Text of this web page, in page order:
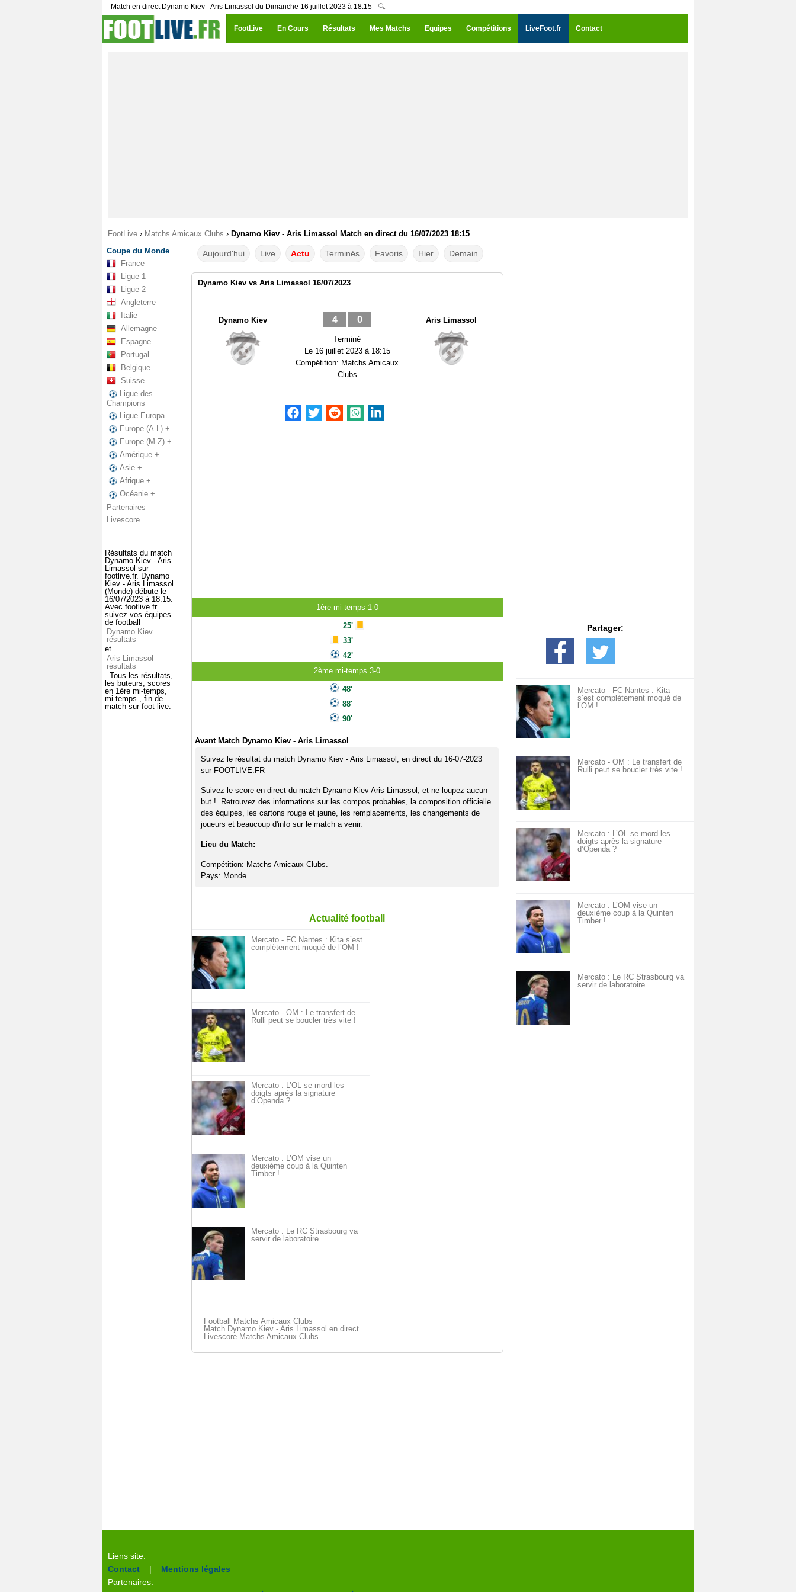
Match en direct Dynamo Kiev - Aris Limassol du Dimanche 16 juillet 2023 à 18:15 🔍
FootLive En Cours Résultats Mes Matchs Equipes Compétitions LiveFoot.fr Contact
FootLive › Matchs Amicaux Clubs › Dynamo Kiev - Aris Limassol Match en direct du 16/07/2023 18:15
Coupe du Monde
France
Ligue 1
Ligue 2
Angleterre
Italie
Allemagne
Espagne
Portugal
Belgique
Suisse
Ligue des
Champions
Ligue Europa
Europe (A-L) +
Europe (M-Z) +
Amérique +
Asie +
Afrique +
Océanie +
Partenaires
Livescore
Résultats du match
Dynamo Kiev - Aris
Limassol sur
footlive.fr. Dynamo
Kiev - Aris Limassol
(Monde) débute le
16/07/2023 à 18:15.
Avec footlive.fr
suivez vos équipes
de football
Dynamo Kiev
résultats
et
Aris Limassol
résultats
. Tous les résultats,
les buteurs, scores
en 1ère mi-temps,
mi-temps , fin de
match sur foot live.
Aujourd'hui Live Actu Terminés Favoris Hier Demain
Dynamo Kiev vs Aris Limassol 16/07/2023
Dynamo Kiev 4 0
Terminé
Le 16 juillet 2023 à 18:15
Compétition: Matchs Amicaux
Clubs
Aris Limassol
1ère mi-temps 1-0
25'
33'
42'
2ème mi-temps 3-0
48'
88'
90'
Avant Match Dynamo Kiev - Aris Limassol
Suivez le résultat du match Dynamo Kiev - Aris Limassol, en direct du 16-07-2023
sur FOOTLIVE.FR
Suivez le score en direct du match Dynamo Kiev Aris Limassol, et ne loupez aucun
but !. Retrouvez des informations sur les compos probables, la composition officielle
des équipes, les cartons rouge et jaune, les remplacements, les changements de
joueurs et beaucoup d'info sur le match a venir.
Lieu du Match:
Compétition: Matchs Amicaux Clubs.
Pays: Monde.
Actualité football
Mercato - FC Nantes : Kita s’est
complètement moqué de l’OM !
Mercato - OM : Le transfert de
Rulli peut se boucler très vite !
Mercato : L’OL se mord les
doigts après la signature
d’Openda ?
Mercato : L’OM vise un
deuxième coup à la Quinten
Timber !
Mercato : Le RC Strasbourg va
servir de laboratoire…
Football Matchs Amicaux Clubs
Match Dynamo Kiev - Aris Limassol en direct.
Livescore Matchs Amicaux Clubs
Partager:
Mercato - FC Nantes : Kita
s’est complètement moqué de
l’OM !
Mercato - OM : Le transfert de
Rulli peut se boucler très vite !
Mercato : L’OL se mord les
doigts après la signature
d’Openda ?
Mercato : L’OM vise un
deuxième coup à la Quinten
Timber !
Mercato : Le RC Strasbourg va
servir de laboratoire…
Liens site:
Contact | Mentions légales
Partenaires: